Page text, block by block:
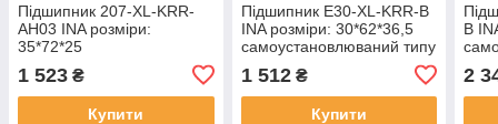
Підшипник 207-XL-KRR-
AH03 INA розміри:
35*72*25
самоустановлюваний типу
SA
1 523 ₴
Купити
Підшипник E30-XL-KRR-B
INA розміри: 30*62*36,5
самоустановлюваний типу
1 512₴
Купити
B
2